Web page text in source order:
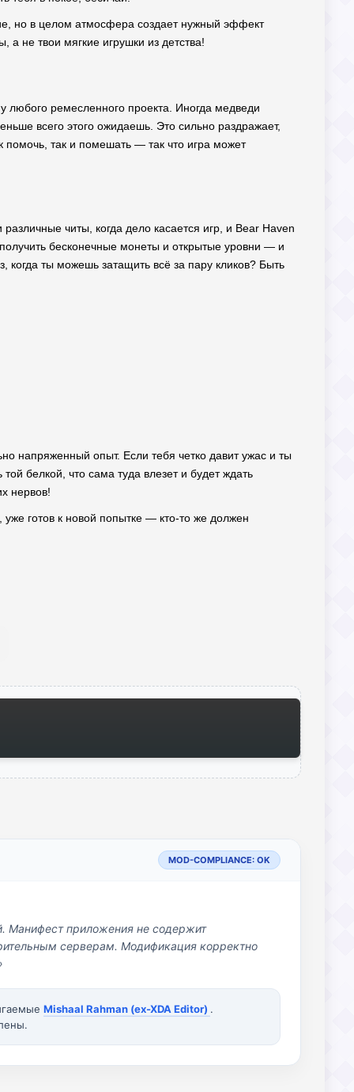
но в целом атмосфера создает нужный эффект
не твои мягкие игрушки из детства!
любого ремесленного проекта. Иногда медведи
всего этого ожидаешь. Это сильно раздражает,
помочь, так и помешать — так что игра может
читы, когда дело касается игр, и Bear Haven
бесконечные монеты и открытые уровни — и
когда ты можешь затащить всё за пару кликов? Быть
напряженный опыт. Если тебя четко давит ужас и ты
белкой, что сама туда влезет и будет ждать
нервов!
готов к новой попытке — кто-то же должен
MOD-COMPLIANCE: OK
Манифест приложения не содержит
серверам. Модификация корректно
Mishaal Rahman (ex-XDA Editor) .